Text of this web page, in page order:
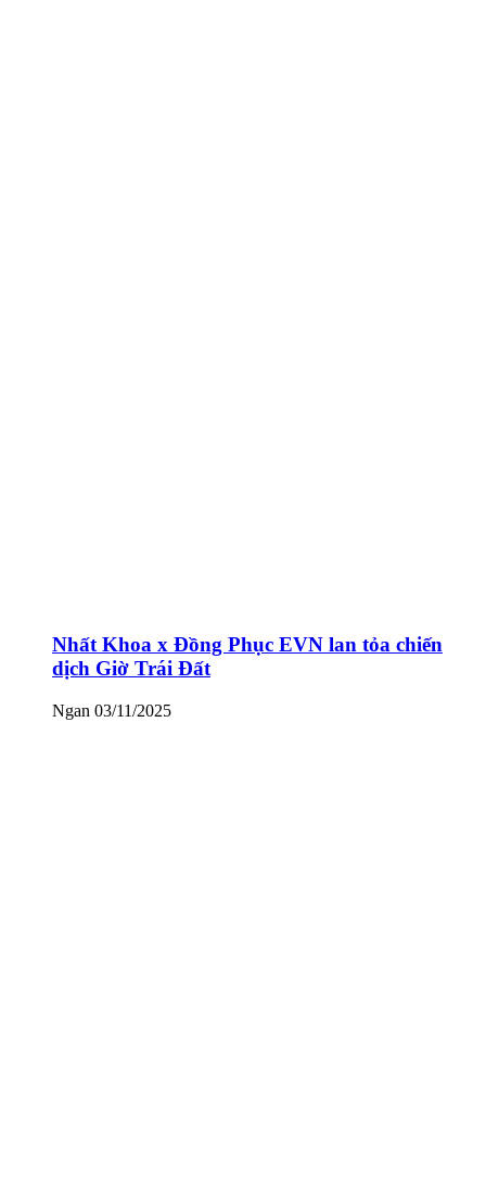
Nhất Khoa x Đồng Phục EVN lan tỏa chiến
dịch Giờ Trái Đất
Ngan 03/11/2025